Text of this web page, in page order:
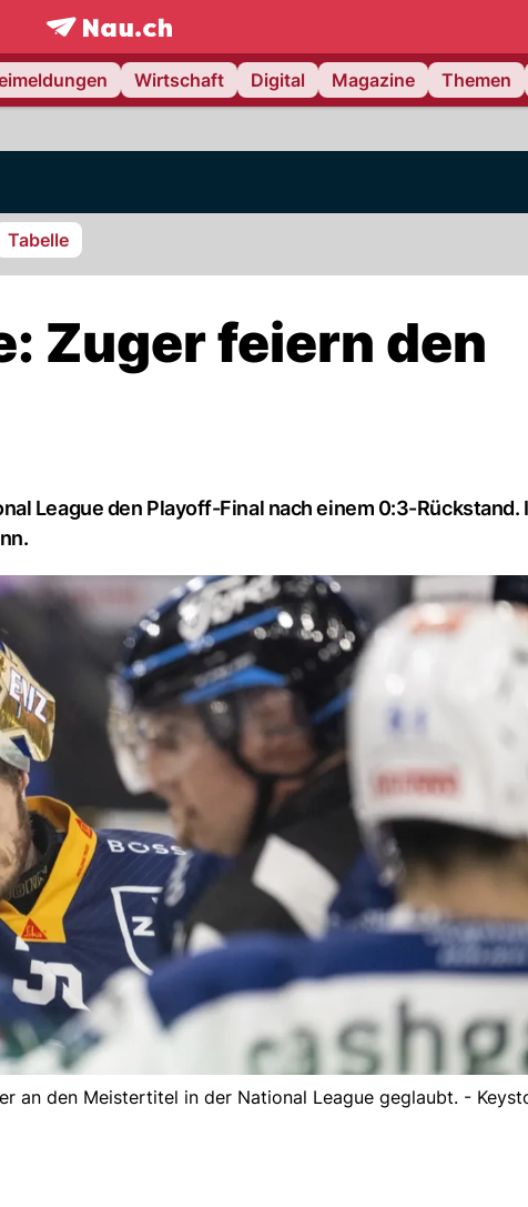
frontpage.NAU.ch
Wirtschaft Digital Magazine Themen
Tabelle
Zuger feiern den
League den Playoff-Final nach einem 0:3-Rückstand.
an den Meistertitel in der National League geglaubt. -